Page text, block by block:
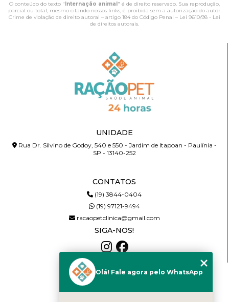
O conteúdo do texto " Internação animal " é de direito reservado. Sua reprodução,
parcial ou total, mesmo citando nossos links, é proibida sem a autorização do autor.
Crime de violação de direito autoral – artigo 184 do Código Penal – Lei 9610/98 - Lei
de direitos autorais.
UNIDADE
Rua Dr. Silvino de Godoy, 540 e 550 - Jardim de Itapoan - Paulínia -
SP - 13140-252
CONTATOS
(19) 3844-0404
(19) 97121-9494
racaopetclinica@gmail.com
SIGA-NOS!
MENU
Olá! Fale agora pelo WhatsApp